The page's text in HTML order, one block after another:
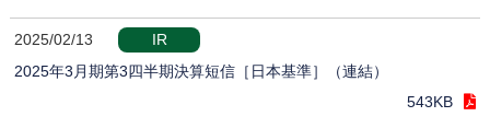
2025/02/13
IR
2025年3月期第3四半期決算短信［日本基準］（連結）
543KB